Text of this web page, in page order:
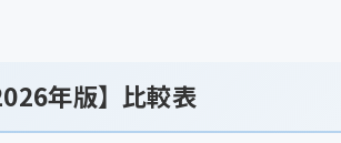
年版】比較表